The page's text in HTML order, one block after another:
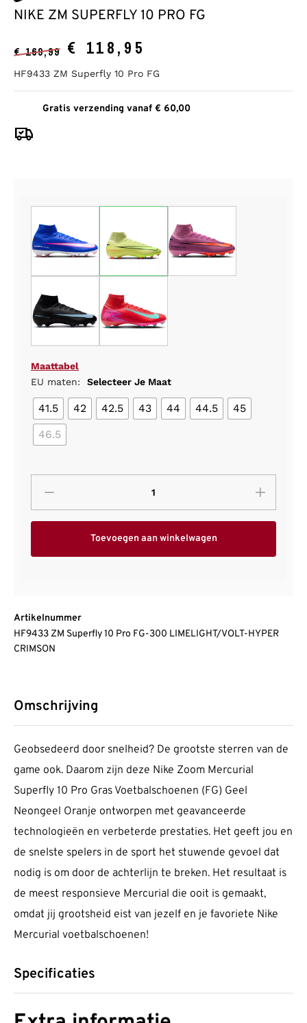
NIKE ZM SUPERFLY 10 PRO FG
€ 118,95
€169,99
HF9433 ZM Superfly 10 Pro FG
Gratis verzending vanaf € 60,00
Maattabel
EU maten:
Selecteer Je Maat
41.5 42 42.5 43 44 44.5
45
46.5
Toevoegen aan winkelwagen
Artikelnummer
HF9433 ZM Superfly 10 Pro FG-300 LIMELIGHT/VOLT-HYPER
CRIMSON
Omschrijving
Geobsedeerd door snelheid? De grootste sterren van de
game ook. Daarom zijn deze Nike Zoom Mercurial
Superfly 10 Pro Gras Voetbalschoenen (FG) Geel
Neongeel Oranje ontworpen met geavanceerde
technologieën en verbeterde prestaties. Het geeft jou en
de snelste spelers in de sport het stuwende gevoel dat
nodig is om door de achterlijn te breken. Het resultaat is
de meest responsieve Mercurial die ooit is gemaakt,
omdat jij grootsheid eist van jezelf en je favoriete Nike
Mercurial voetbalschoenen!
Specificaties